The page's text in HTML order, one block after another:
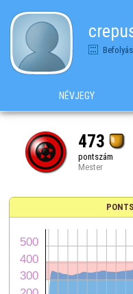
NÉVJEGY
473
pontszám
Mester